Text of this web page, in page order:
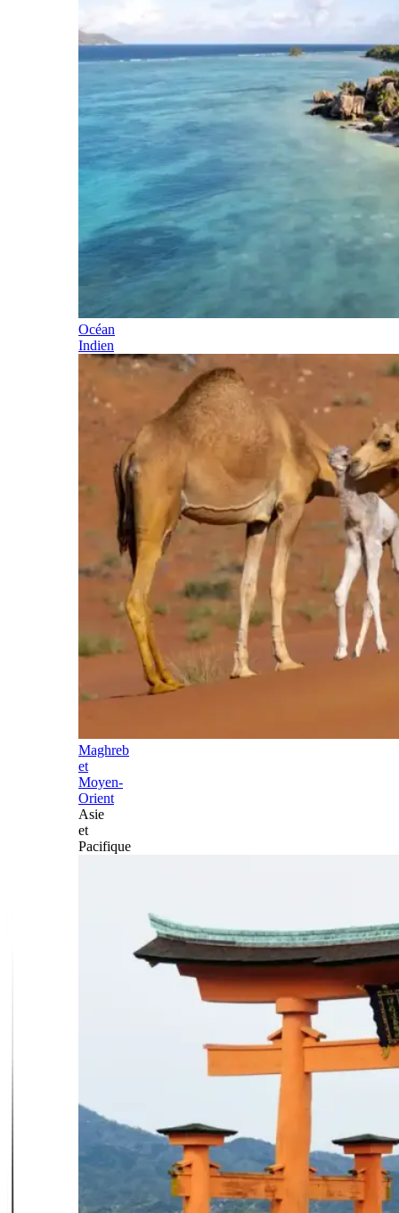
Océan
Indien
Maghreb
et
Moyen-
Orient
Asie
et
Pacifique